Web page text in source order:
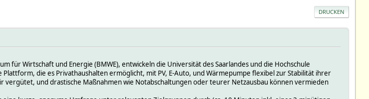
DRUCKEN
für Wirtschaft und Energie (BMWE), entwickeln die Universität des Saarlandes und die Hochschule
die es Privathaushalten ermöglicht, mit PV, E-Auto, und Wärmepumpe flexibel zur Stabilität ihrer
vergütet, und drastische Maßnahmen wie Notabschaltungen oder teurer Netzausbau können vermieden